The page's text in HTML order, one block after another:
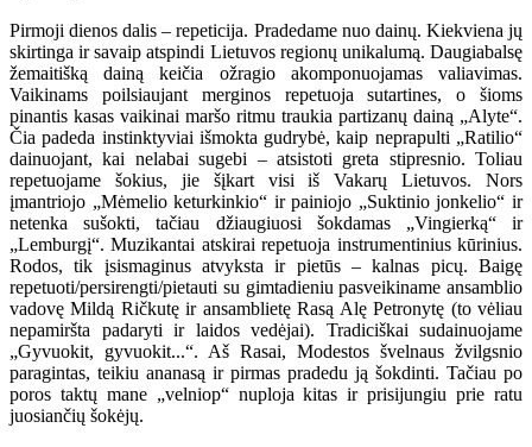
Pirmoji dienos dalis – repeticija. Pradedame nuo dainų. Kiekviena jų
skirtinga ir savaip atspindi Lietuvos regionų unikalumą. Daugiabalsę
žemaitišką dainą keičia ožragio akomponuojamas valiavimas.
Vaikinams poilsiaujant merginos repetuoja sutartines, o šioms
pinantis kasas vaikinai maršo ritmu traukia partizanų dainą „Alyte“.
Čia padeda instinktyviai išmokta gudrybė, kaip neprapulti „Ratilio“
dainuojant, kai nelabai sugebi – atsistoti greta stipresnio. Toliau
repetuojame šokius, jie šįkart visi iš Vakarų Lietuvos. Nors
įmantriojo „Mėmelio keturkinkio“ ir painiojo „Suktinio jonkelio“ ir
netenka sušokti, tačiau džiaugiuosi šokdamas „Vingierką“ ir
„Lemburgį“. Muzikantai atskirai repetuoja instrumentinius kūrinius.
Rodos, tik įsismaginus atvyksta ir pietūs – kalnas picų. Baigę
repetuoti/persirengti/pietauti su gimtadieniu pasveikiname ansamblio
vadovę Mildą Ričkutę ir ansamblietę Rasą Alę Petronytę (to vėliau
nepamiršta padaryti ir laidos vedėjai). Tradiciškai sudainuojame
„Gyvuokit, gyvuokit...“. Aš Rasai, Modestos švelnaus žvilgsnio
paragintas, teikiu ananasą ir pirmas pradedu ją šokdinti. Tačiau po
poros taktų mane „velniop“ nuploja kitas ir prisijungiu prie ratu
juosiančių šokėjų.